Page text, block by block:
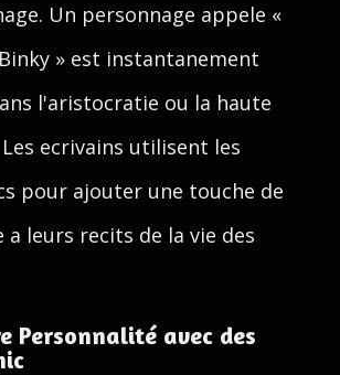
Un personnage appele «
» est instantanement
l'aristocratie ou la haute
ecrivains utilisent les
pour ajouter une touche de
a leurs recits de la vie des
Personnalité avec des